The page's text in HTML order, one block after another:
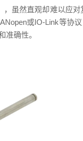
虽然直观却难以应
或IO-Link等
准确性。